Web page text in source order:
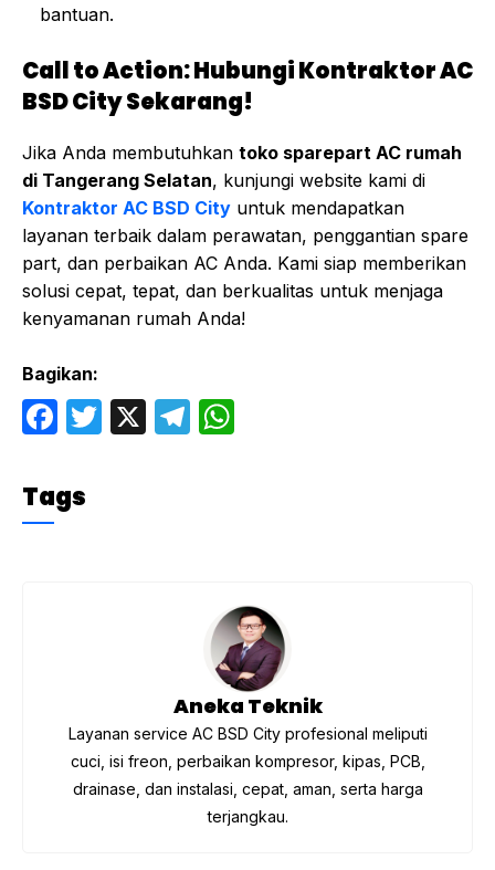
bantuan.
Call to Action: Hubungi Kontraktor AC
BSD City Sekarang!
Jika Anda membutuhkan toko sparepart AC rumah
di Tangerang Selatan, kunjungi website kami di
Kontraktor AC BSD City untuk mendapatkan
layanan terbaik dalam perawatan, penggantian spare
part, dan perbaikan AC Anda. Kami siap memberikan
solusi cepat, tepat, dan berkualitas untuk menjaga
kenyamanan rumah Anda!
Bagikan:
F
c
e
T
X
T
p
Tags
Aneka Teknik
Layanan service AC BSD City profesional meliputi
cuci, isi freon, perbaikan kompresor, kipas, PCB,
drainase, dan instalasi, cepat, aman, serta harga
terjangkau.